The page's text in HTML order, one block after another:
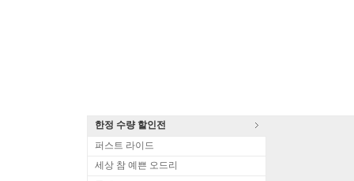
한정 수량 할인전
퍼스트 라이드
세상 참 예쁜 오드리